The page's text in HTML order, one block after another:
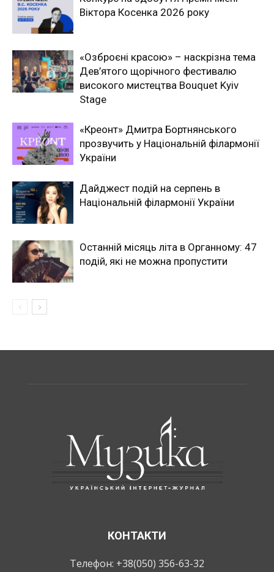
Віктора Косенка 2026 року
«Озброєні красою» – наскрізна тема
Дев’ятого щорічного фестивалю
високого мистецтва Bouquet Kyiv
Stage
«Креонт» Дмитра Бортнянського
прозвучить у Національній філармонії
України
Дайджест подій на серпень в
Національній філармонії України
Останній місяць літа в Органному: 47
подій, які не можна пропустити
КОНТАКТИ
Телефон: +38(050) 356-63-32